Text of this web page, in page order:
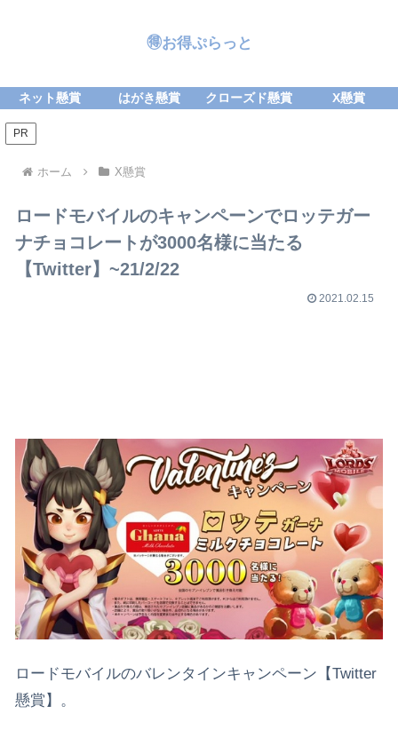
🉐お得ぷらっと
ネット懸賞 はがき懸賞 クローズド懸賞 X懸賞
PR
ホーム X懸賞
ロードモバイルのキャンペーンでロッテガー
ナチョコレートが3000名様に当たる
【Twitter】~21/2/22
2021.02.15
ロードモバイルのバレンタインキャンペーン【Twitter
懸賞】。